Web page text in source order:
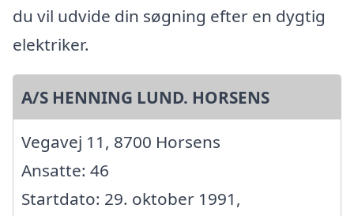
du vil udvide din søgning efter en dygtig
elektriker.
A/S HENNING LUND. HORSENS
Vegavej 11, 8700 Horsens
Ansatte: 46
Startdato: 29. oktober 1991,